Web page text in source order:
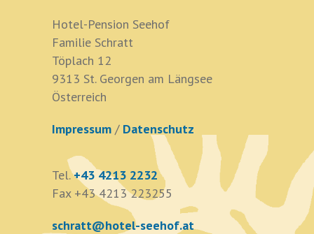
Hotel-Pension Seehof
Familie Schratt
Töplach 12
9313 St. Georgen am Längsee
Österreich
Impressum / Datenschutz
Tel.+43 4213 2232
Fax +43 4213 223255
schratt@hotel-seehof.at